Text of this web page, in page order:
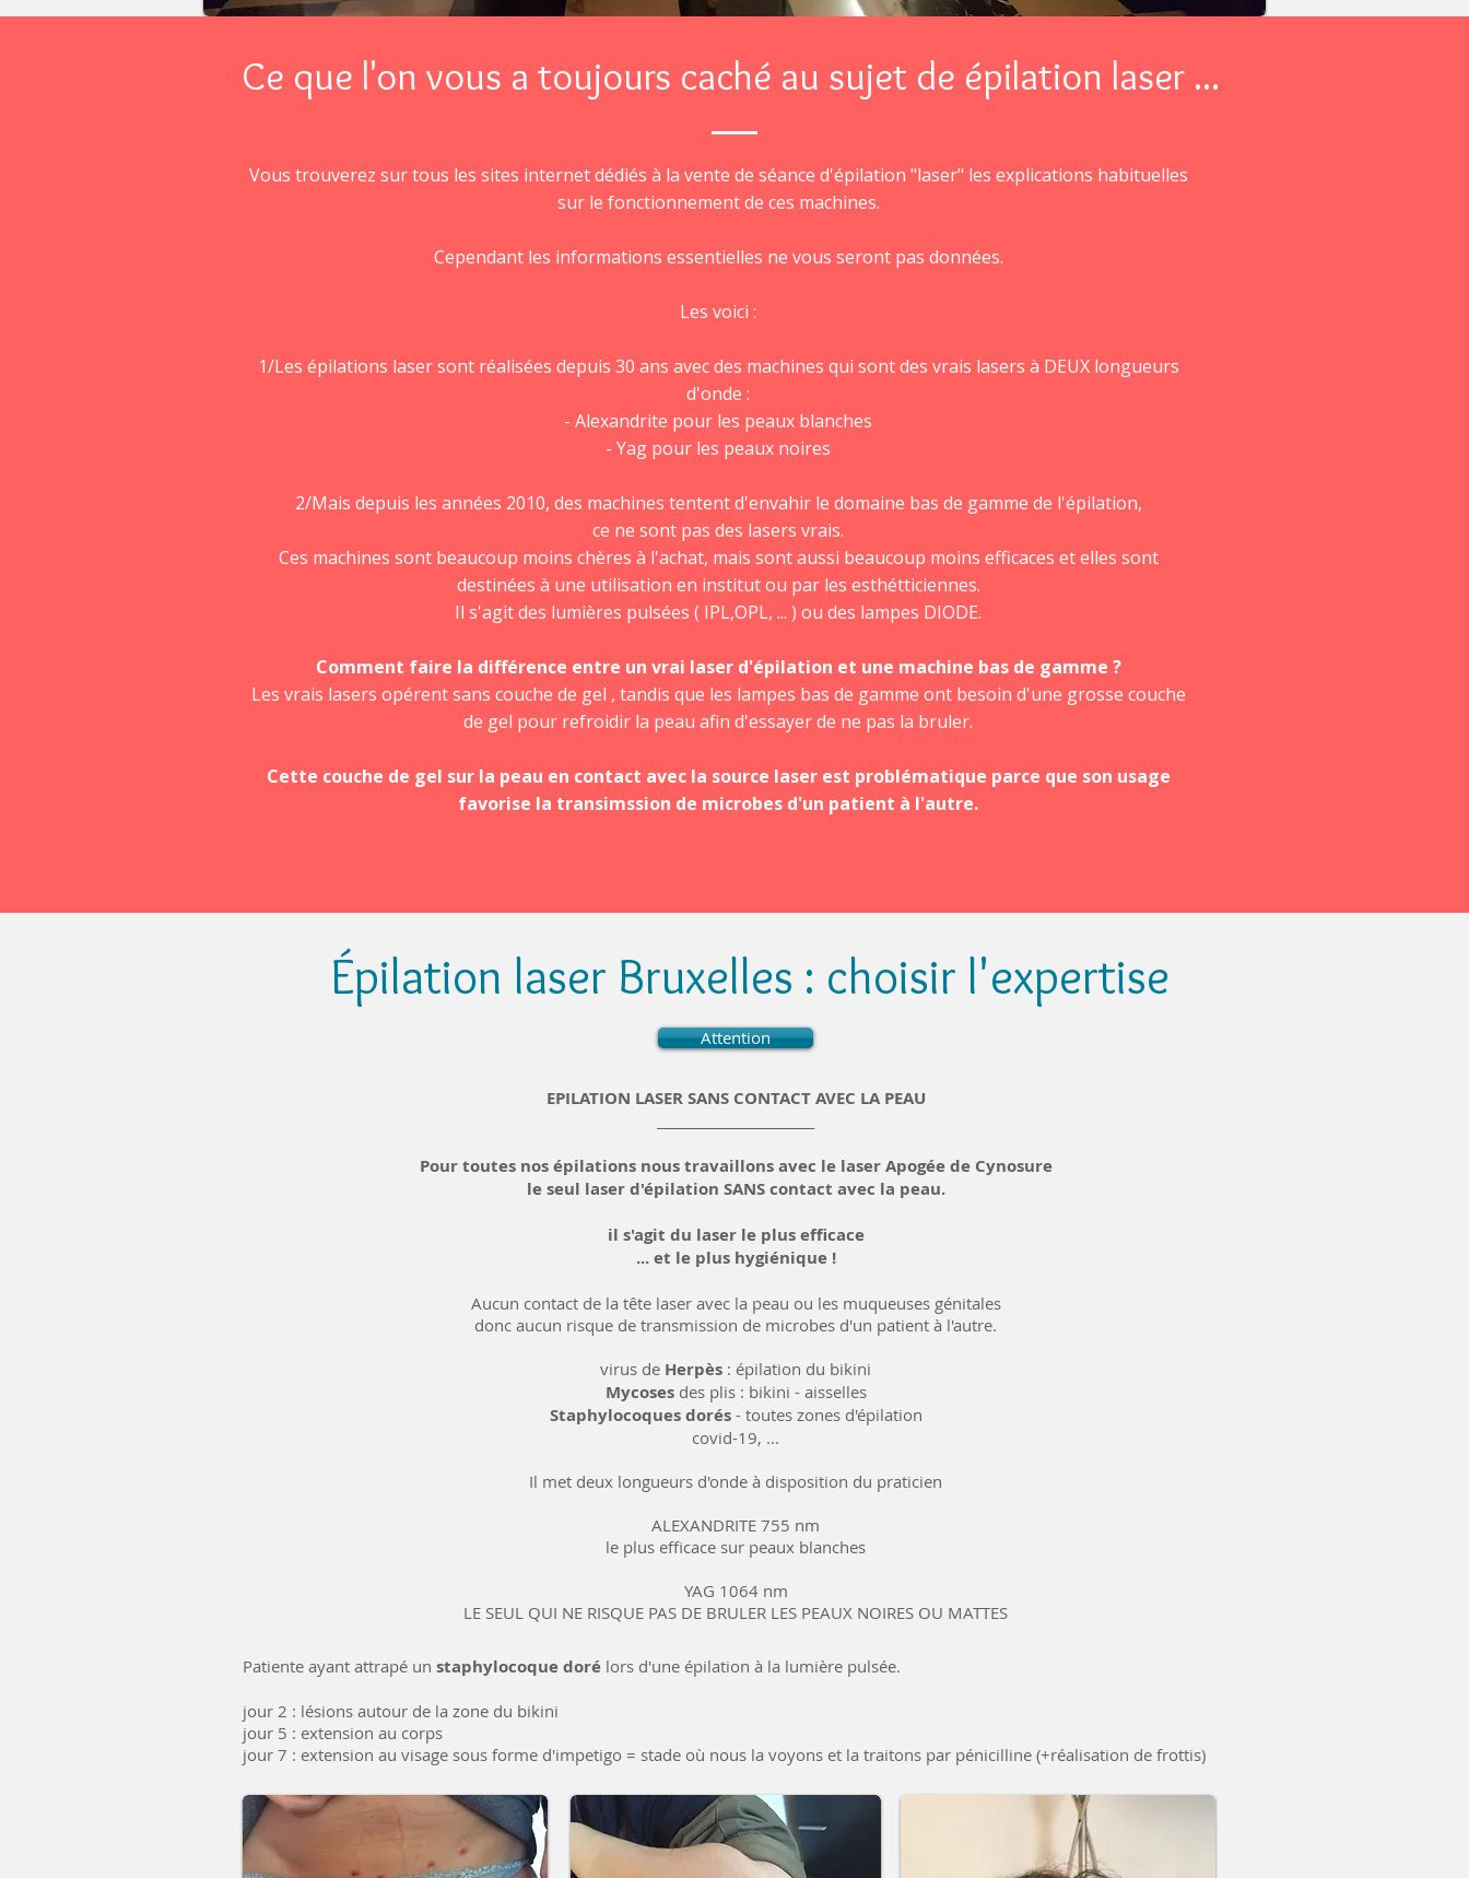
Ce que l'on vous a toujours caché au sujet de épilation laser ...
Vous trouverez sur tous les sites internet dédiés à la vente de séance d'épilation "laser" les explications habituelles
sur le fonctionnement de ces machines.
Cependant les informations essentielles ne vous seront pas données.
Les voici :
1/Les épilations laser sont réalisées depuis 30 ans avec des machines qui sont des vrais lasers à DEUX longueurs
d'onde :
- Alexandrite pour les peaux blanches
- Yag pour les peaux noires
2/Mais depuis les années 2010, des machines tentent d'envahir le domaine bas de gamme de l'épilation,
ce ne sont pas des lasers vrais.
Ces machines sont beaucoup moins chères à l'achat, mais sont aussi beaucoup moins efficaces et elles sont
destinées à une utilisation en institut ou par les esthétticiennes.
Il s'agit des lumières pulsées ( IPL,OPL, ... ) ou des lampes DIODE.
Comment faire la différence entre un vrai laser d'épilation et une machine bas de gamme ?
Les vrais lasers opérent sans couche de gel , tandis que les lampes bas de gamme ont besoin d'une grosse couche
de gel pour refroidir la peau afin d'essayer de ne pas la bruler.
Cette couche de gel sur la peau en contact avec la source laser est problématique parce que son usage
favorise la transimssion de microbes d'un patient à l'autre.
Épilation laser Bruxelles : choisir l'expertise
Attention
EPILATION LASER SANS CONTACT AVEC LA PEAU
Pour toutes nos épilations nous travaillons avec le laser Apogée de Cynosure
le seul laser d'épilation SANS contact avec la peau.
il s'agit du laser le plus efficace
... et le plus hygiénique !
Aucun contact de la tête laser avec la peau ou les muqueuses génitales
donc aucun risque de transmission de microbes d'un patient à l'autre.
virus de Herpès : épilation du bikini
Mycosesdes plis : bikini - aisselles
Staphylocoques dorés- toutes zones d'épilation
covid-19, ...
Il met deux longueurs d'onde à disposition du praticien
ALEXANDRITE 755 nm
le plus efficace sur peaux blanches
YAG 1064 nm
LE SEUL QUI NE RISQUE PAS DE BRULER LES PEAUX NOIRES OU MATTES
Patiente ayant attrapé un staphylocoque doré lors d'une épilation à la lumière pulsée.
jour 2 : lésions autour de la zone du bikini
jour 5 : extension au corps
jour 7 : extension au visage sous forme d'impetigo = stade où nous la voyons et la traitons par pénicilline (+réalisation de frottis)